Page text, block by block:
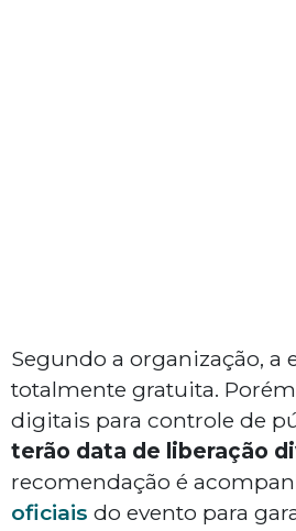
Segundo a organização, a
totalmente gratuita.
digitais para controle de
terão data de liberação
recomendação é
oficiais do evento para